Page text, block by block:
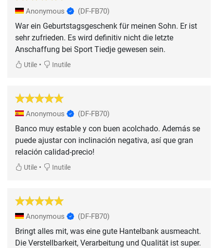
Anonymous (DF-FB70)
War ein Geburtstagsgeschenk für meinen Sohn. Er ist
sehr zufrieden. Es wird definitiv nicht die letzte
Anschaffung bei Sport Tiedje gewesen sein.
Utile • Inutile
Anonymous (DF-FB70)
Banco muy estable y con buen acolchado. Además se
puede ajustar con inclinación negativa, así que gran
relación calidad-precio!
Utile • Inutile
Anonymous (DF-FB70)
Bringt alles mit, was eine gute Hantelbank ausmeacht.
Die Verstellbarkeit, Verarbeitung und Qualität ist super.